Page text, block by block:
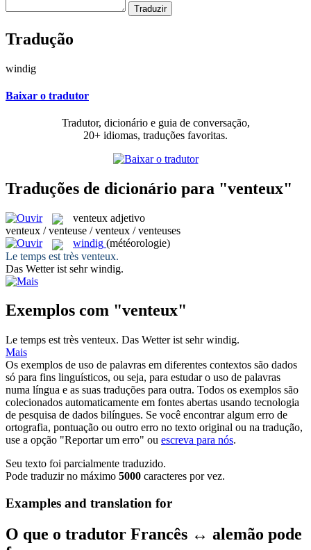
Tradução
windig
Baixar o tradutor
Tradutor, dicionário e guia de conversação,
20+ idiomas, traduções favoritas.
Traduções de dicionário para "venteux"
venteux adjetivo
venteux / venteuse / venteux / venteuses
windig (météorologie)
Le temps est très venteux.
Das Wetter ist sehrwindig.
Exemplos com "venteux"
Le temps est très venteux. Das Wetter ist sehrwindig.
Mais
Os exemplos de uso de palavras em diferentes contextos são dados
só para fins linguísticos, ou seja, para estudar o uso de palavras
numa língua e as suas traduções para outra. Todos os exemplos são
colecionados automaticamente em fontes abertas usando tecnologia
de pesquisa de dados bilíngues. Se você encontrar algum erro de
ortografia, pontuação ou outro erro no texto original ou na tradução,
use a opção "Reportar um erro" ou escreva para nós.
Seu texto foi parcialmente traduzido.
Pode traduzir no máximo 5000 caracteres por vez.
Examples and translation for
O que o tradutor Francês ↔ alemão pode